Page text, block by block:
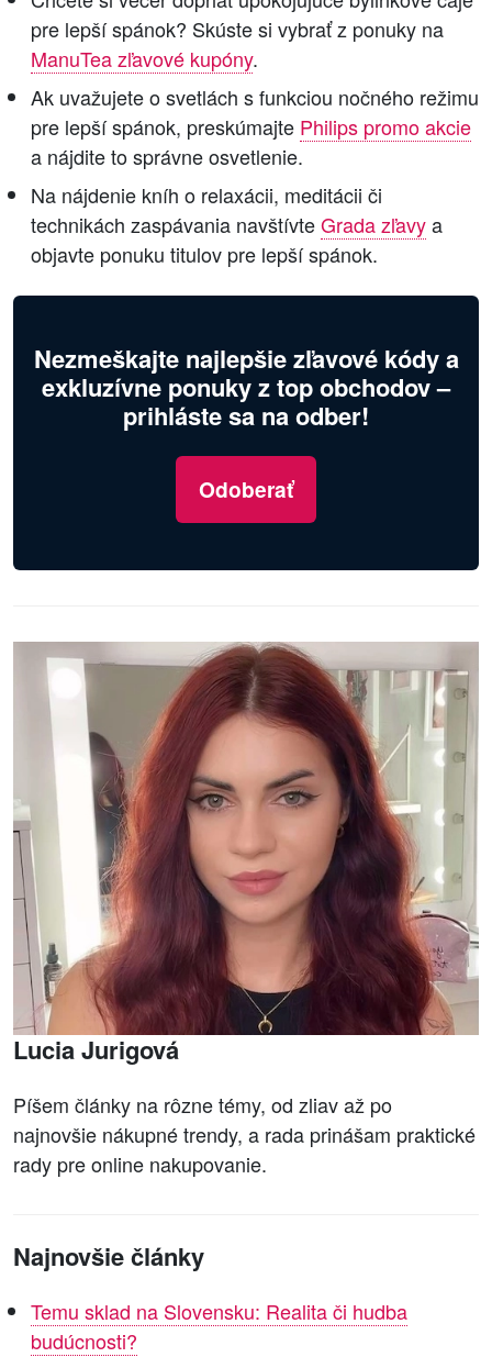
pre lepší spánok? Skúste si vybrať z ponuky na
ManuTea zľavové kupóny.
Ak uvažujete o svetlách s funkciou nočného režimu
pre lepší spánok, preskúmajte Philips promo akcie
a nájdite to správne osvetlenie.
Na nájdenie kníh o relaxácii, meditácii či
technikách zaspávania navštívteGrada zľavya
objavte ponuku titulov pre lepší spánok.
Nezmeškajte najlepšie zľavové kódy a
exkluzívne ponuky z top obchodov –
prihláste sa na odber!
Odoberať
Lucia Jurigová
Píšem články na rôzne témy, od zliav až po
najnovšie nákupné trendy, a rada prinášam praktické
rady pre online nakupovanie.
Najnovšie články
Temu sklad na Slovensku: Realita či hudba
budúcnosti?